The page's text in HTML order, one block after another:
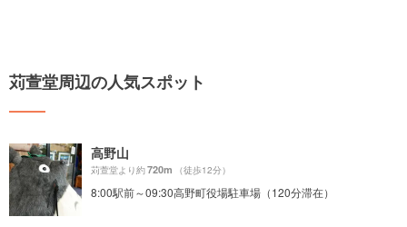
苅萱堂周辺の人気スポット
高野山
苅萱堂より約720m （徒歩12分）
8:00駅前～09:30高野町役場駐車場（120分滞在）